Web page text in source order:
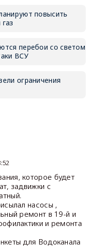
повысить
перебои со светом
ВСУ
ограничения
которое будет
задвижки с
насосы ,
ремонт в 19-й и
и ремонта
для Водоканала